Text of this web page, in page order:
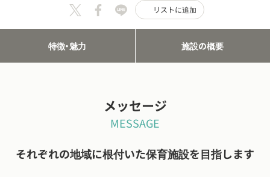
リストに追加
特徴・魅力 施設の概要
メッセージ
MESSAGE
それぞれの地域に根付いた保育施設を目指します